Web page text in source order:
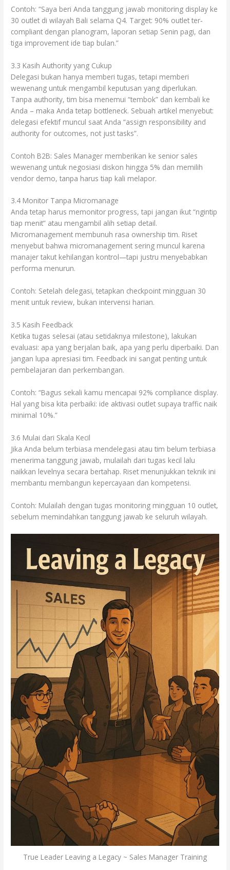
Contoh: “Saya beri Anda tanggung jawab monitoring display ke
30 outlet di wilayah Bali selama Q4. Target: 90% outlet ter‐
compliant dengan planogram, laporan setiap Senin pagi, dan
tiga improvement ide tiap bulan.”
3.3 Kasih Authority yang Cukup
Delegasi bukan hanya memberi tugas, tetapi memberi
wewenang untuk mengambil keputusan yang diperlukan.
Tanpa authority, tim bisa menemui “tembok” dan kembali ke
Anda – maka Anda tetap bottleneck. Sebuah artikel menyebut:
delegasi efektif muncul saat Anda “assign responsibility and
authority for outcomes, not just tasks”.
Contoh B2B: Sales Manager memberikan ke senior sales
wewenang untuk negosiasi diskon hingga 5% dan memilih
vendor demo, tanpa harus tiap kali melapor.
3.4 Monitor Tanpa Micromanage
Anda tetap harus memonitor progress, tapi jangan ikut “ngintip
tiap menit” atau mengambil alih setiap detail.
Micromanagement membunuh rasa ownership tim. Riset
menyebut bahwa micromanagement sering muncul karena
manajer takut kehilangan kontrol—tapi justru menyebabkan
performa menurun.
Contoh: Setelah delegasi, tetapkan checkpoint mingguan 30
menit untuk review, bukan intervensi harian.
3.5 Kasih Feedback
Ketika tugas selesai (atau setidaknya milestone), lakukan
evaluasi: apa yang berjalan baik, apa yang perlu diperbaiki. Dan
jangan lupa apresiasi tim. Feedback ini sangat penting untuk
pembelajaran dan perkembangan.
Contoh: “Bagus sekali kamu mencapai 92% compliance display.
Hal yang bisa kita perbaiki: ide aktivasi outlet supaya traffic naik
minimal 10%.”
3.6 Mulai dari Skala Kecil
Jika Anda belum terbiasa mendelegasi atau tim belum terbiasa
menerima tanggung jawab, mulailah dari tugas kecil lalu
naikkan levelnya secara bertahap. Riset menunjukkan teknik ini
membantu membangun kepercayaan dan kompetensi.
Contoh: Mulailah dengan tugas monitoring mingguan 10 outlet,
sebelum memindahkan tanggung jawab ke seluruh wilayah.
True Leader Leaving a Legacy ~ Sales Manager Training